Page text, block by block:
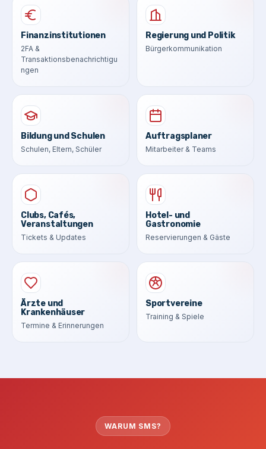
Finanzinstitutionen
2FA &
Transaktionsbenachrichtigu
ngen
Regierung und Politik
Bürgerkommunikation
Bildung und Schulen
Schulen, Eltern, Schüler
Auftragsplaner
Mitarbeiter & Teams
Clubs, Cafés,
Veranstaltungen
Tickets & Updates
Hotel- und
Gastronomie
Reservierungen & Gäste
Ärzte und
Krankenhäuser
Termine & Erinnerungen
Sportvereine
Training & Spiele
WARUM SMS?